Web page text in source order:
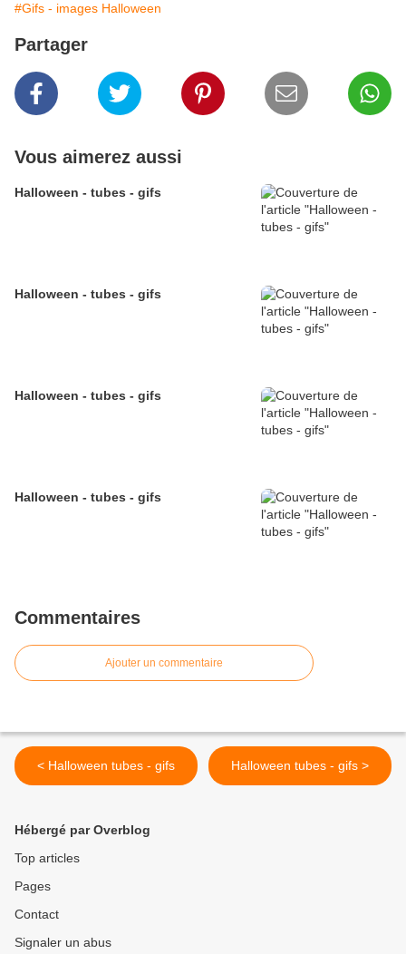
#Gifs - images Halloween
Partager
Vous aimerez aussi
Halloween - tubes - gifs
Halloween - tubes - gifs
Halloween - tubes - gifs
Halloween - tubes - gifs
Commentaires
Ajouter un commentaire
< Halloween tubes - gifs Halloween tubes - gifs >
Hébergé par Overblog
Top articles
Pages
Contact
Signaler un abus